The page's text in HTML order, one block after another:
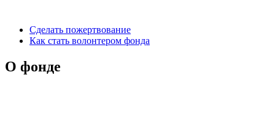
Сделать пожертвование
Как стать волонтером фонда
О фонде